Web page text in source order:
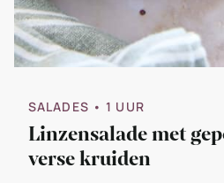
SALADES • 1 UUR
Linzensalade met
verse kruiden